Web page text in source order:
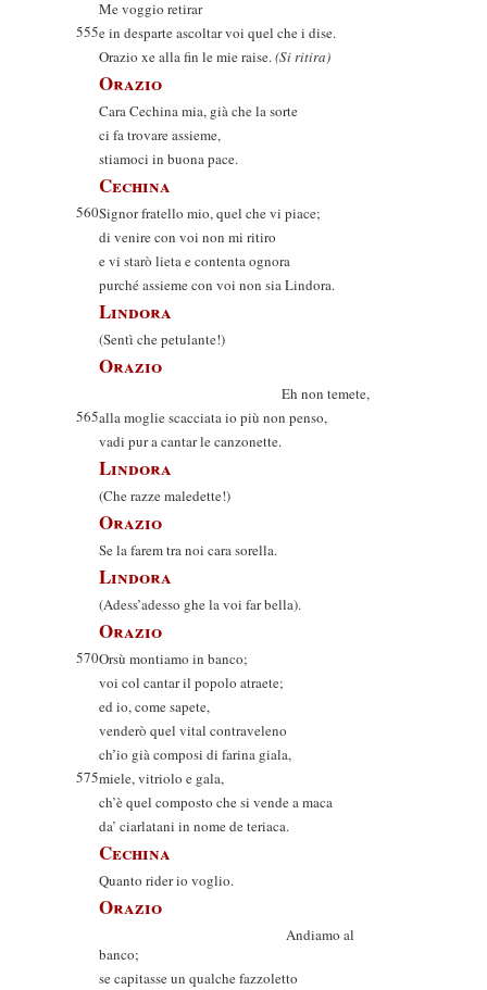
Me voggio retirar
555e in desparte ascoltar voi quel che i dise.
Orazio xe alla fin le mie raise.(Si ritira)
Orazio
Cara Cechina mia, già che la sorte
ci fa trovare assieme,
stiamoci in buona pace.
Cechina
560Signor fratello mio, quel che vi piace;
di venire con voi non mi ritiro
e vi starò lieta e contenta ognora
purché assieme con voi non sia Lindora.
Lindora
(Sentì che petulante!)
Orazio
Eh non temete,
565alla moglie scacciata io più non penso,
vadi pur a cantar le canzonette.
Lindora
(Che razze maledette!)
Orazio
Se la farem tra noi cara sorella.
Lindora
(Adess’adesso ghe la voi far bella).
Orazio
570Orsù montiamo in banco;
voi col cantar il popolo atraete;
ed io, come sapete,
venderò quel vital contraveleno
ch’io già composi di farina giala,
575miele, vitriolo e gala,
ch’è quel composto che si vende a maca
da’ ciarlatani in nome de teriaca.
Cechina
Quanto rider io voglio.
Orazio
Andiamo al
banco;
se capitasse un qualche fazzoletto